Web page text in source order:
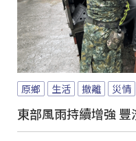
原鄉 生活 撤離 災情
東部風雨持續增強